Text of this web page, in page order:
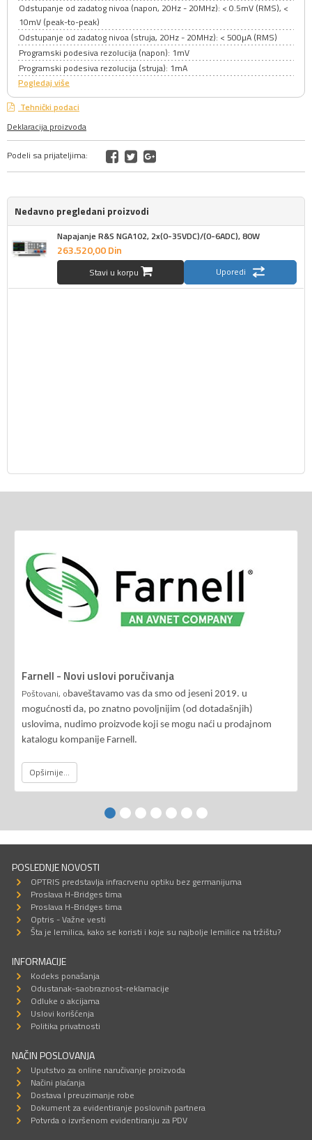
Odstupanje od zadatog nivoa (napon, 20Hz - 20MHz): < 0.5mV (RMS), <
10mV (peak-to-peak)
Odstupanje od zadatog nivoa (struja, 20Hz - 20MHz): < 500µA (RMS)
Programski podesiva rezolucija (napon): 1mV
Programski podesiva rezolucija (struja): 1mA
Pogledaj više
Tehnički podaci
Deklaracija proizvoda
Podeli sa prijateljima:
Nedavno pregledani proizvodi
Napajanje R&S NGA102, 2x(0-35VDC)/(0-6ADC), 80W
263.520,00Din
Stavi u korpu Uporedi
Farnell - Novi uslovi poručivanja
Poštovani, obaveštavamo vas da smo od jeseni 2019. u
mogućnosti da, po znatno povoljnijim (od dotadašnjih)
uslovima, nudimo proizvode koji se mogu naći u prodajnom
katalogu kompanije Farnell.
Opširnije...
POSLEDNJE NOVOSTI
OPTRIS predstavlja infracrvenu optiku bez germanijuma
Proslava H-Bridges tima
Proslava H-Bridges tima
Optris - Važne vesti
Šta je lemilica, kako se koristi i koje su najbolje lemilice na tržištu?
INFORMACIJE
Kodeks ponašanja
Odustanak-saobraznost-reklamacije
Odluke o akcijama
Uslovi korišćenja
Politika privatnosti
NAČIN POSLOVANJA
Uputstvo za online naručivanje proizvoda
Načini plaćanja
Dostava I preuzimanje robe
Dokument za evidentiranje poslovnih partnera
Potvrda o izvršenom evidentiranju za PDV